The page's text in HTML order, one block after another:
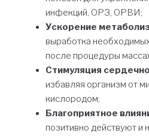
инфекций, ОРЗ, ОРВИ;
Ускорение
выработка
после процедуры
Стимуляция
избавляя организм от
кислородом;
Благоприятное
позитивно действуют и